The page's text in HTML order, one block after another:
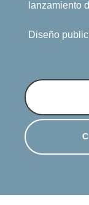
lanzamiento
Diseño